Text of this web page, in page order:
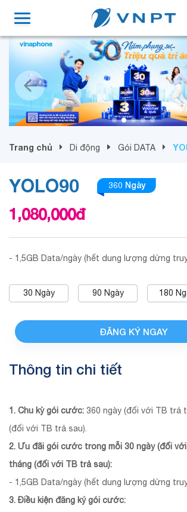
Trang chủ Di động Gói DATA
YOLO90 360 Ngày
1,080,000đ
- 1,5GB Data/ngày (hết dung lượng dừng
30 Ngày 90 Ngày 180
ĐĂNG KÝ NGAY
Thông tin chi tiết
1. Chu kỳ gói cước: 360 ngày (đối với TB trả
(đối với TB trả sau).
2. Ưu đãi gói cước trong mỗi 30 ngày (đối
tháng (đối với TB trả sau):
- 1,5GB Data/ngày (hết dung lượng dừng
3. Điều kiện đăng ký gói cước: